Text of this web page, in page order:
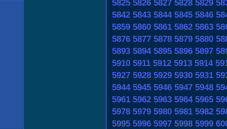
5825 5826 5827 5828 5829
5842 5843 5844 5845 5846
5859 5860 5861 5862 5863
5876 5877 5878 5879 5880
5893 5894 5895 5896 5897
5910 5911 5912 5913 5914
5927 5928 5929 5930 5931
5944 5945 5946 5947 5948
5961 5962 5963 5964 5965
5978 5979 5980 5981 5982
5995 5996 5997 5998 5999